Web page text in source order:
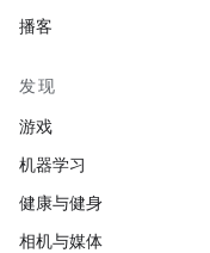
播客
发现
游戏
机器学习
健康与健身
相机与媒体